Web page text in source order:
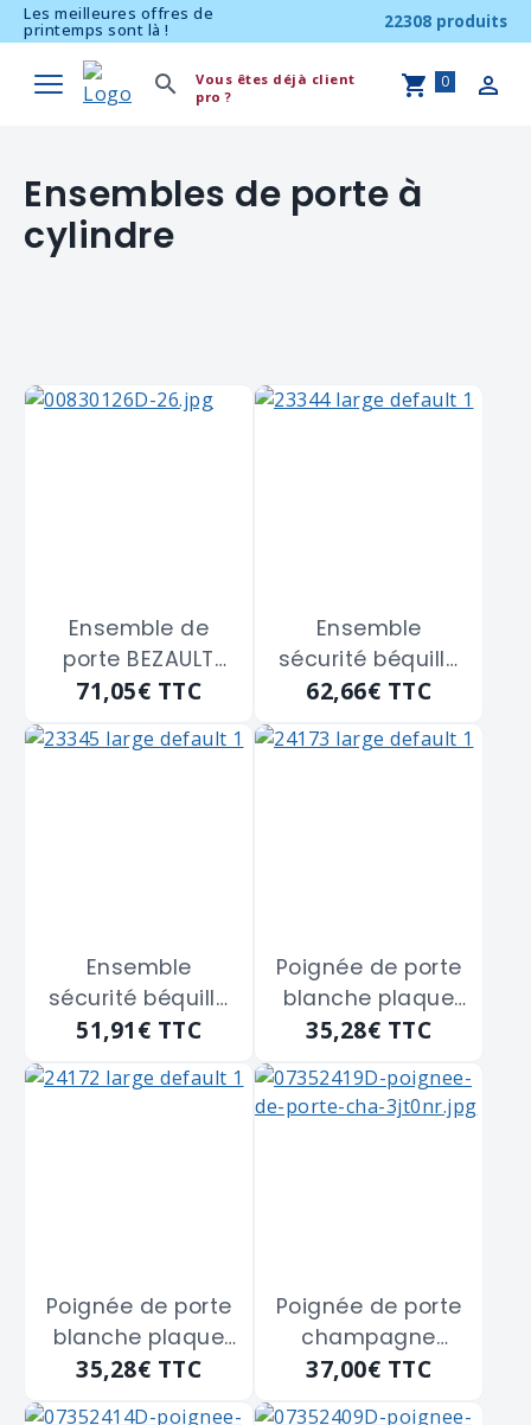
Les meilleures offres de
printemps sont là ! 22308 produits
Vous êtes déjà client
pro ?
0
Ensembles de porte à
cylindre
Ensemble de
porte BEZAULT
"riviera" clé i
71,05€ TTC
Ensemble
sécurité béquille
et plaque argent
VACHETTE "88872"
de 40 m/m
62,66€ TTC
Ensemble
sécurité béquille
et plaque inox
VACHETTE "88875"
de 40 m/m
51,91€ TTC
Poignée de porte
blanche plaque
étroite CADAP
cylindre - entraxe
fixation 195 m/m
35,28€ TTC
Poignée de porte
blanche plaque
étroite CADAP
35,28€ TTC
Poignée de porte
champagne
Picardie THIRARD
37,00€ TTC